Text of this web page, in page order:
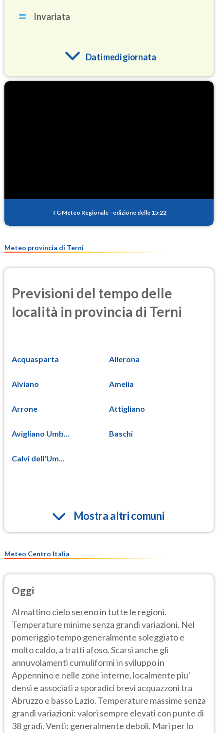
Invariata
Dati medi giornata
PM25
TG Meteo Regionale - edizione delle 15:22
Meteo provincia di Terni
Previsioni del tempo delle
località in provincia di Terni
Acquasparta Allerona
Alviano Amelia
Arrone Attigliano
Avigliano Umb... Baschi
Calvi dell'Um...
Mostra altri comuni
Meteo Centro Italia
Oggi
Al mattino cielo sereno in tutte le regioni.
Temperature minime senza grandi variazioni. Nel
pomeriggio tempo generalmente soleggiato e
molto caldo, a tratti afoso. Scarsi anche gli
annuvolamenti cumuliformi in sviluppo in
Appennino e nelle zone interne, localmente piu'
densi e associati a sporadici brevi acquazzoni tra
Abruzzo e basso Lazio. Temperature massime senza
grandi variazioni: valori sempre elevati con punte di
38 gradi. Venti: generalmente deboli. Mari per lo